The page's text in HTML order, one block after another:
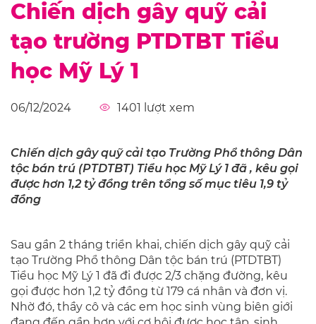
Chiến dịch gây quỹ cải
tạo trường PTDTBT Tiểu
học Mỹ Lý 1
06/12/2024 1401 lượt xem
Chiến dịch gây quỹ cải tạo Trường Phổ thông Dân
tộc bán trú (PTDTBT) Tiểu học Mỹ Lý 1 đã , kêu gọi
được hơn 1,2 tỷ đồng trên tổng số mục tiêu 1,9 tỷ
đồng
Sau gần 2 tháng triển khai, chiến dịch gây quỹ cải
tạo Trường Phổ thông Dân tộc bán trú (PTDTBT)
Tiểu học Mỹ Lý 1 đã đi được 2/3 chặng đường, kêu
gọi được hơn 1,2 tỷ đồng từ 179 cá nhân và đơn vị.
Nhờ đó, thầy cô và các em học sinh vùng biên giới